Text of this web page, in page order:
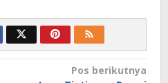
Pos berikutnya